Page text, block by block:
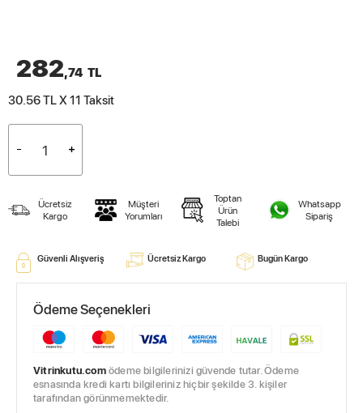
282,74 TL
30.56 TL X 11 Taksit
Ücretsiz
Kargo
Müşteri
Yorumları
Toptan
Ürün
Talebi
Whatsapp
Sipariş
Güvenli Alışveriş Ücretsiz Kargo Bugün Kargo
Ödeme Seçenekleri
Vitrinkutu.comödeme bilgilerinizi güvende tutar. Ödeme
esnasında kredi kartı bilgileriniz hiçbir şekilde 3. kişiler
tarafından görünmemektedir.